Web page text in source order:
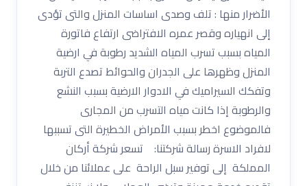
الأضرار منها : تلف وصدى اساسات المنزل والتى تؤدى
إلى انهياره وقصر عمره الافتراضى ارتفاع فاتورة
المياه بسبب تسرب المياه الشديد رطوبة في ارضية
المنزل وظهرها على الجدران والحوائط تصدع التربة
وتفكك السيراميك في الادوار الارضية بسبب النشع
والرطوبة إذا كانت مياه التسرب من المجارى
فالموضوع اخطر بسبب الأمراض الخطيرة التى تسببها
لافراد الاسرة رسالة شركتنا: تسعر شركة أركان
المملكة إلى توفير سبل الراحة على عملائنا من خلال